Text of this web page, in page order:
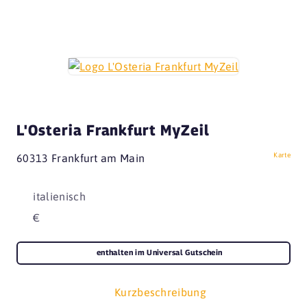
L'Osteria Frankfurt MyZeil
60313 Frankfurt am Main Karte
italienisch
€
Kurzbeschreibung
enthalten im Universal Gutschein